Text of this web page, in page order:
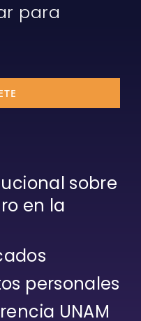
para
sobre
en la
personales
UNAM